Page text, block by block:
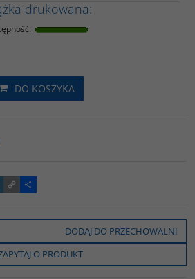
drukowana:
:
DO KOSZYKA
C
o
y
i
n
k
P
o
z
e
l
s
DODAJ DO PRZECHOWALNI
O PRODUKT